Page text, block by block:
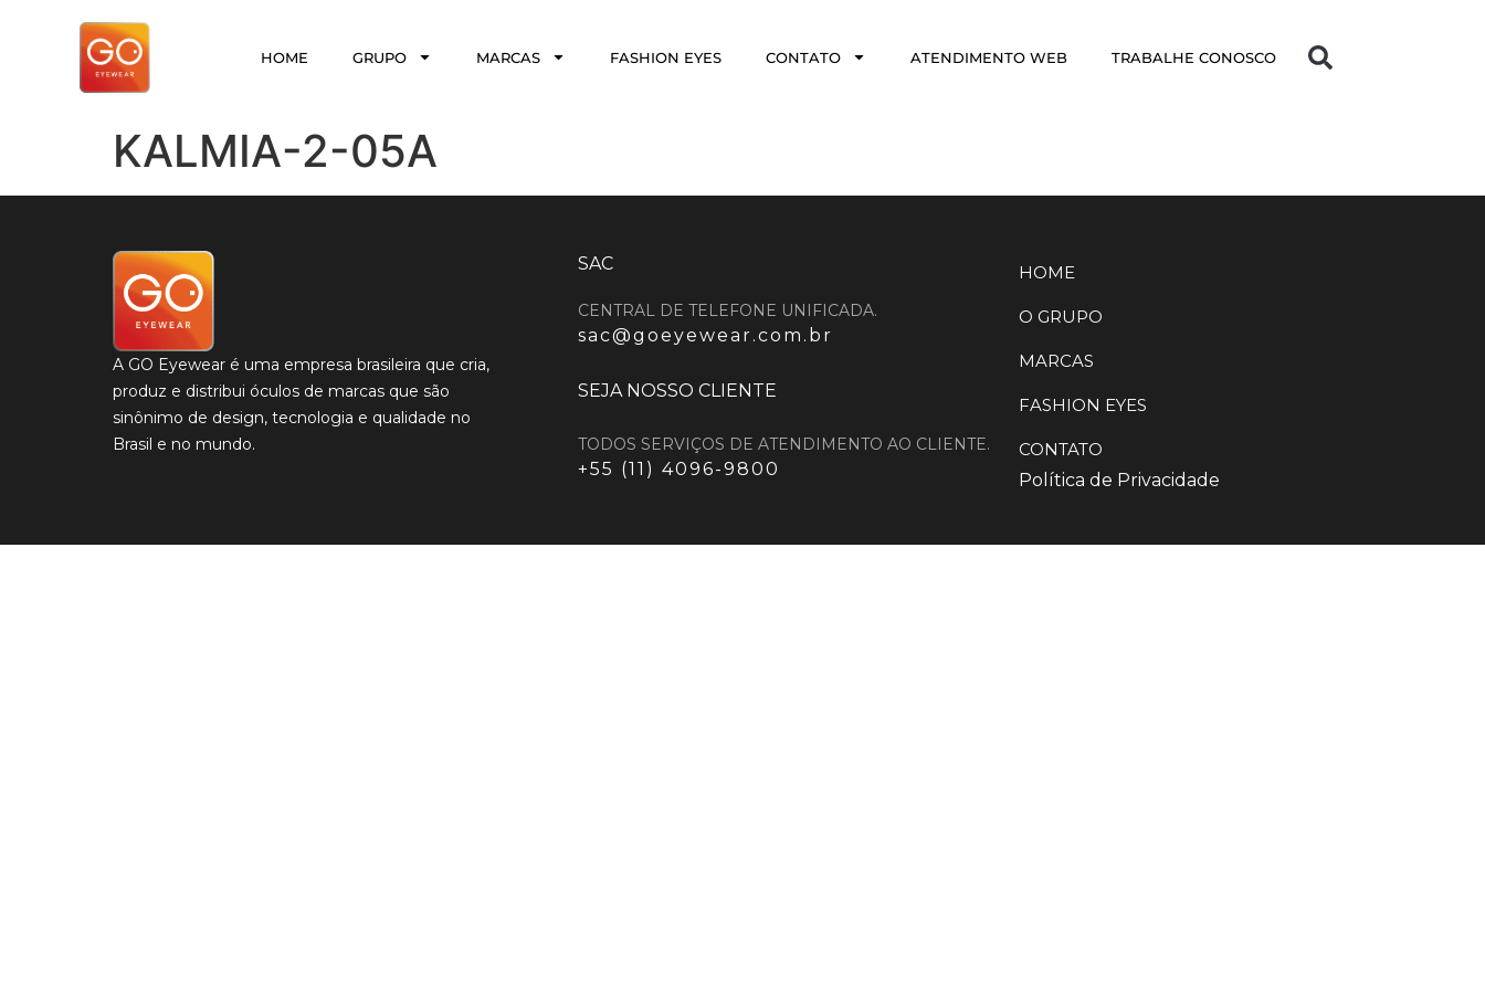
HOME GRUPO MARCAS FASHION EYES CONTATO ATENDIMENTO WEB TRABALHE CONOSCO
KALMIA-2-05A
A GO Eyewear é uma empresa brasileira que cria,
produz e distribui óculos de marcas que são
sinônimo de design, tecnologia e qualidade no
Brasil e no mundo.
SAC
CENTRAL DE TELEFONE UNIFICADA.
sac@goeyewear.com.br
SEJA NOSSO CLIENTE
TODOS SERVIÇOS DE ATENDIMENTO AO CLIENTE.
+55 (11) 4096-9800
HOME
O GRUPO
MARCAS
FASHION EYES
CONTATO
Política de Privacidade